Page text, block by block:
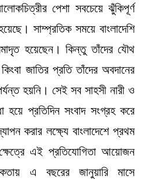
পেশা সবচেয়ে ঝুঁকিপূর্ণ
সাম্প্রতিক সময়ে বাংলাদেশি
হয়েছেন। কিন্তু তাঁদের যৌথ
জাতির প্রতি তাঁদের অবদানের
হয়নি। সেই সব সাহসী নারী ও
হয়ে প্রতিদিন সংবাদ সংগ্রহ করে
করার লক্ষ্যে বাংলাদেশে প্রথম
এই প্রতিযোগিতা আয়োজন
এ বছরের জানুয়ারি মাসে